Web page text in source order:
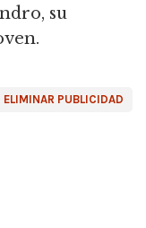
su
ELIMINAR PUBLICIDAD